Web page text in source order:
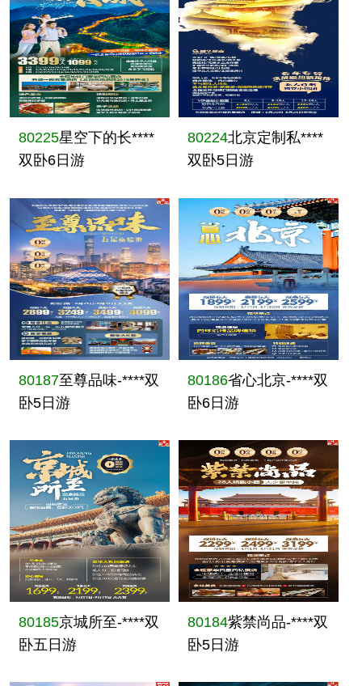
80225星空下的长****
双卧6日游
80224北京定制私****
双卧5日游
80187至尊品味-****双
卧5日游
80186省心北京-****双
卧6日游
80185京城所至-****双
卧五日游
80184紫禁尚品-****双
卧5日游